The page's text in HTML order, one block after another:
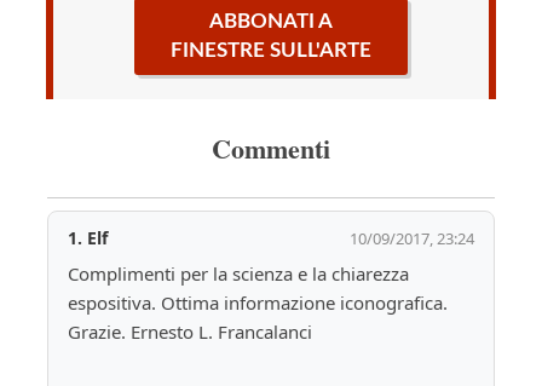
ABBONATI A
FINESTRE SULL'ARTE
Commenti
1. Elf 10/09/2017, 23:24
Complimenti per la scienza e la chiarezza
espositiva. Ottima informazione iconografica.
Grazie. Ernesto L. Francalanci